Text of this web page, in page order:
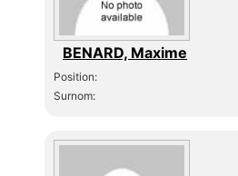
BENARD, Maxime
Position:
Surnom: